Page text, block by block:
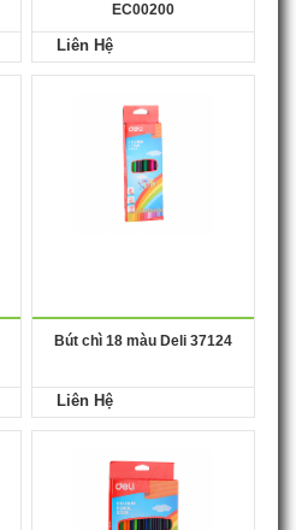
EC00200
Liên Hệ
Bút chì 18 màu Deli 37124
Liên Hệ